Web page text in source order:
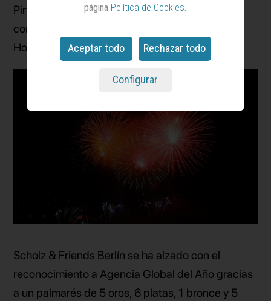
Pinterest, ha estrenado ha sido la primera
compañía en recibir el premio a la Agencia In-
House del Año.
Scholz & Friends Berlín se ha alzado con el
reconocimiento a Agencia Global del Año gracias
a un palmarés de 5 oros, 6 platas, 1 bronce y 5
página Política de Cookies.
Aceptar todo Rechazar todo
Configurar